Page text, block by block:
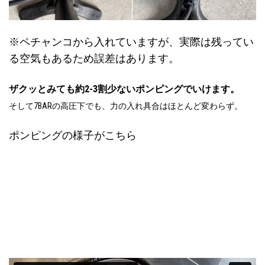
※ペチャンコから入れていますが、実際は残ってい
る空気もあるため誤差はあります。
ザクッとみても約2-3割少ないポンピングでいけます。
そして7BARの高圧下でも、力の入れ具合はほとんど変わらず。
ポンピングの様子がこちら